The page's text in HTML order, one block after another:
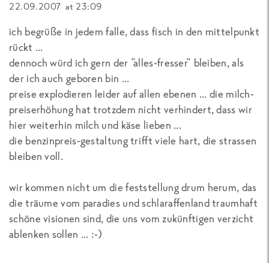
22.09.2007 at 23:09
ich begrüße in jedem falle, dass fisch in den mittelpunkt
rückt ...
dennoch würd ich gern der "alles-fresser" bleiben, als
der ich auch geboren bin ...
preise explodieren leider auf allen ebenen ... die milch-
preiserhöhung hat trotzdem nicht verhindert, dass wir
hier weiterhin milch und käse lieben ...
die benzinpreis-gestaltung trifft viele hart, die strassen
bleiben voll.
wir kommen nicht um die feststellung drum herum, das
die träume vom paradies und schlaraffenland traumhaft
schöne visionen sind, die uns vom zukünftigen verzicht
ablenken sollen ... :-)